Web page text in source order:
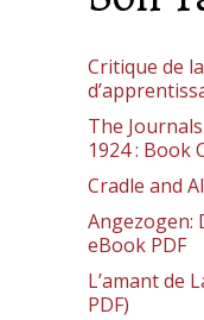
Critique de
The
1924 : Book
Cradle and
Angezogen:
eBook PDF
L’amant de
PDF)